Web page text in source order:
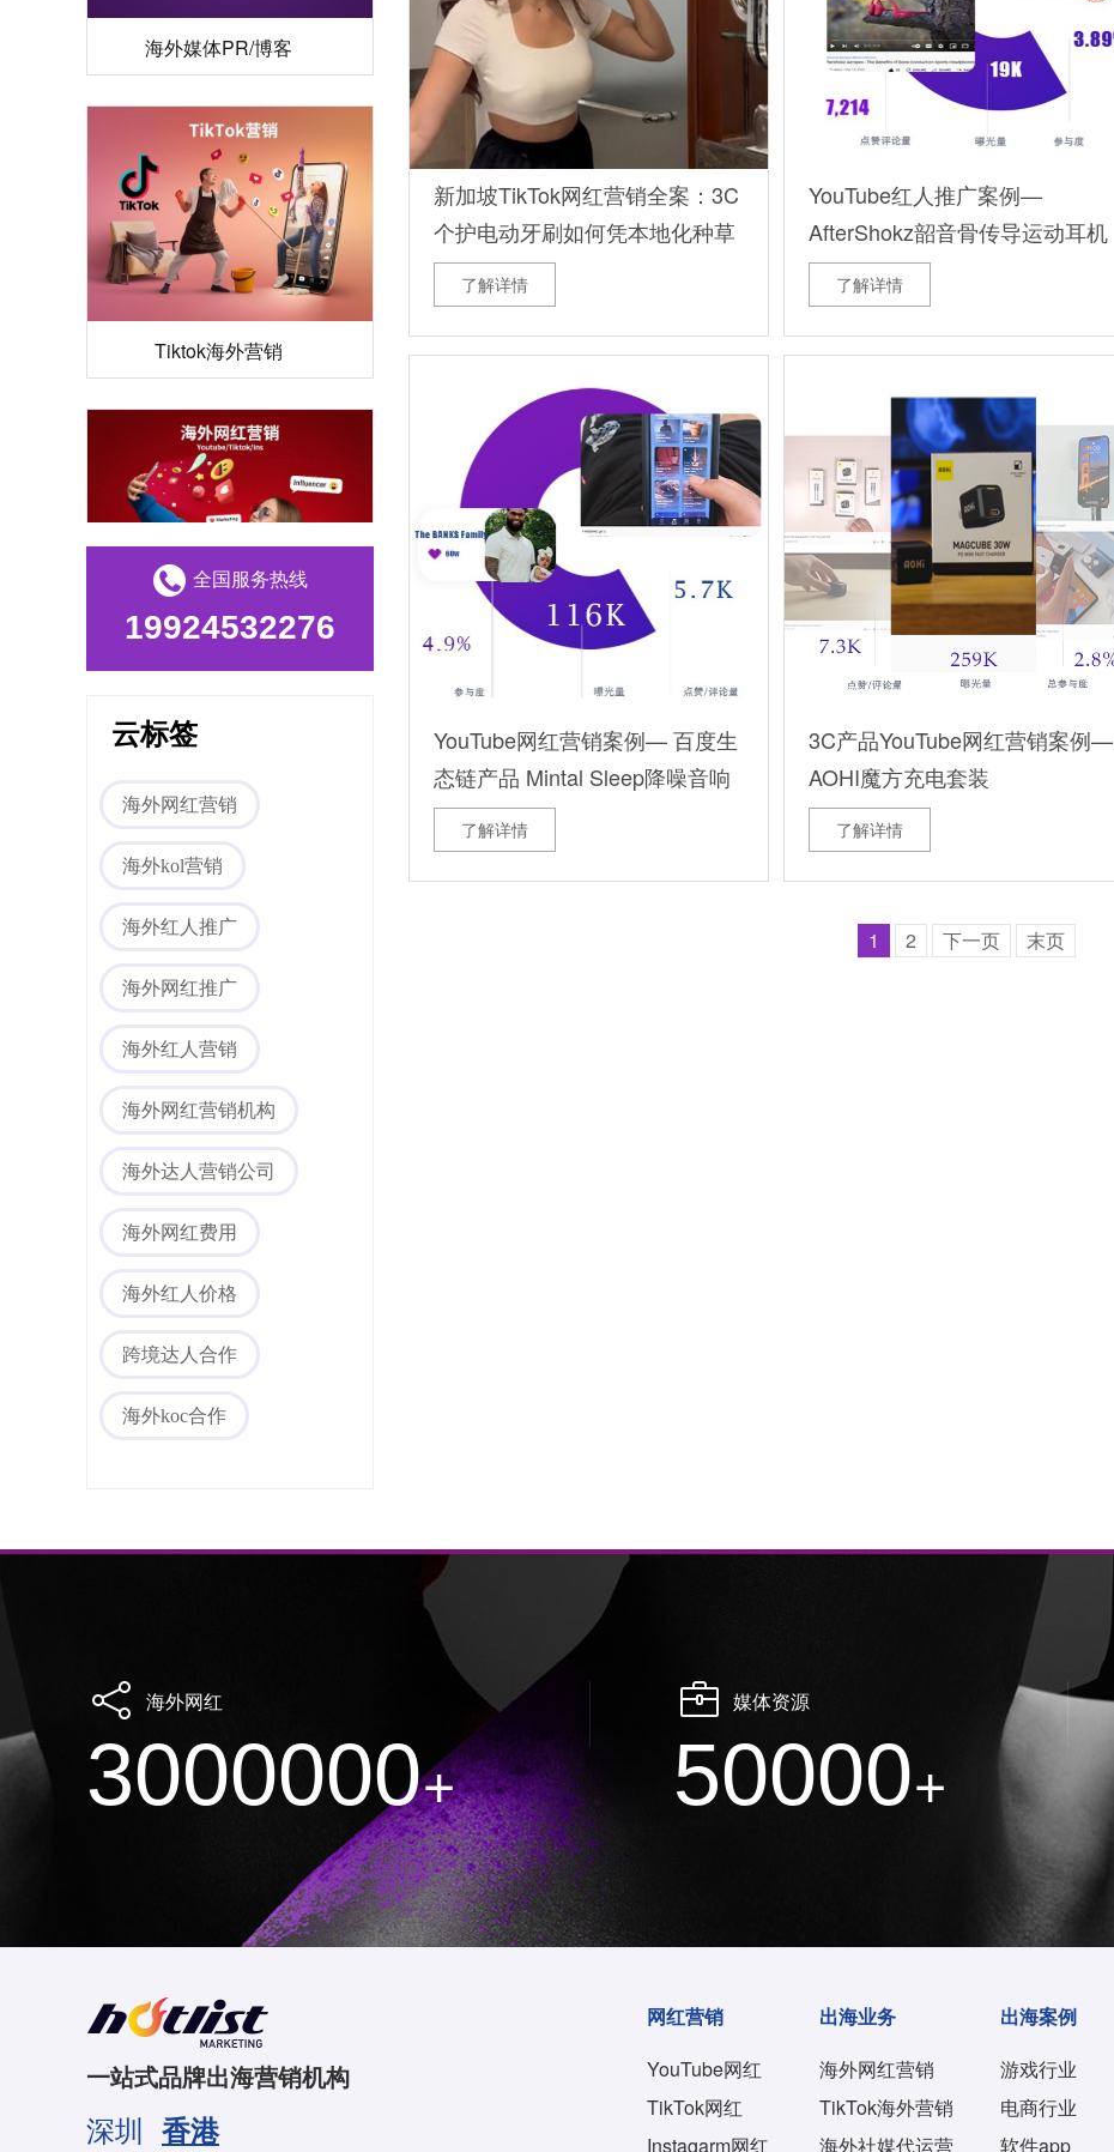
新加坡TikTok网红营销全案：3C
个护电动牙刷如何凭本地化种草
斩获超25万曝光？
了解详情
YouTube红人推广案例—
AfterShokz韶音骨传导运动耳机
了解详情
YouTube网红营销案例— 百度生
态链产品 Mintal Sleep降噪音响
了解详情
3C产品YouTube网红营销案例—
AOHI魔方充电套装
了解详情
1 2 下一页 末页
海外媒体PR/博客
Tiktok海外营销
海外网红营销
海外社媒代运营
海外媒体PR/博客
全国服务热线
19924532276
云标签
海外网红营销
海外kol营销
海外红人推广
海外网红推广
海外红人营销
海外网红营销机构
海外达人营销公司
海外网红费用
海外红人价格
跨境达人合作
海外koc合作
海外网红
3000000+
媒体资源
50000+
一站式品牌出海营销机构
深圳 香港
网红营销
YouTube网红
TikTok网红
Instagarm网红
出海业务
海外网红营销
TikTok海外营销
海外社媒代运营
出海案例
游戏行业
电商行业
软件app